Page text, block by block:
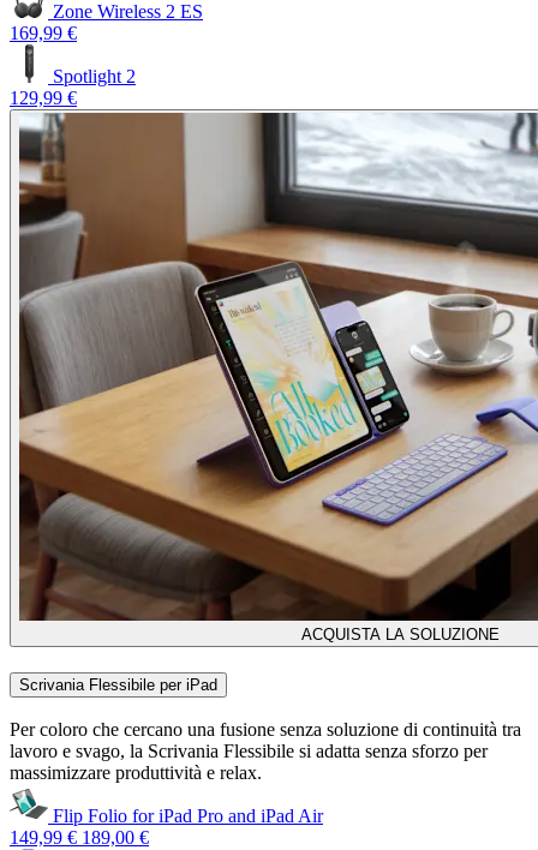
Zone Wireless 2 ES
169,99 €
Spotlight 2
129,99 €
ACQUISTA LA SOLUZIONE
Scrivania Flessibile per iPad
Per coloro che cercano una fusione senza soluzione di continuità tra
lavoro e svago, la Scrivania Flessibile si adatta senza sforzo per
massimizzare produttività e relax.
Flip Folio for iPad Pro and iPad Air
149,99 € 189,00 €